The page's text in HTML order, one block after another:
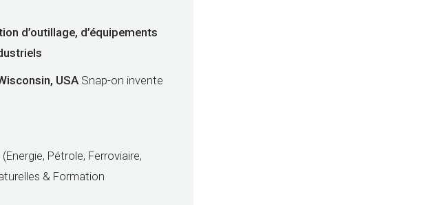
d’outillage, d’équipements
USA Snap-on invente
Pétrole, Ferroviaire,
& Formation